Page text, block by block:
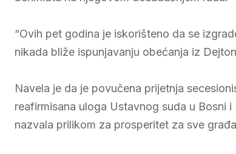
“Ovih pet godina je iskorišteno da se
nikada bliže ispunjavanju obećanja iz
Navela je da je povučena prijetnja
reafirmisana uloga Ustavnog suda u Bosni
nazvala prilikom za prosperitet za sve